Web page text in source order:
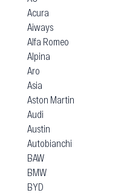
Acura
Aiways
Alfa Romeo
Alpina
Aro
Asia
Aston Martin
Audi
Austin
Autobianchi
BAW
BMW
BYD